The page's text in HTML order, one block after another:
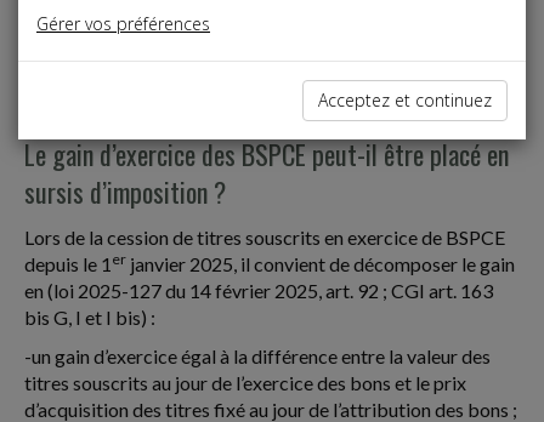
j
Patrimoine
Le gain d’exercice des BSPCE peut-il être placé en
sursis d’imposition ?
Lors de la cession de titres souscrits en exercice de BSPCE
depuis le 1 er janvier 2025, il convient de décomposer le gain
en (loi 2025-127 du 14 février 2025, art. 92 ; CGI art. 163
bis G, I et I bis) :
-un gain d’exercice égal à la différence entre la valeur des
titres souscrits au jour de l’exercice des bons et le prix
d’acquisition des titres fixé au jour de l’attribution des bons ;
Gérer vos préférences
Acceptez et continuez